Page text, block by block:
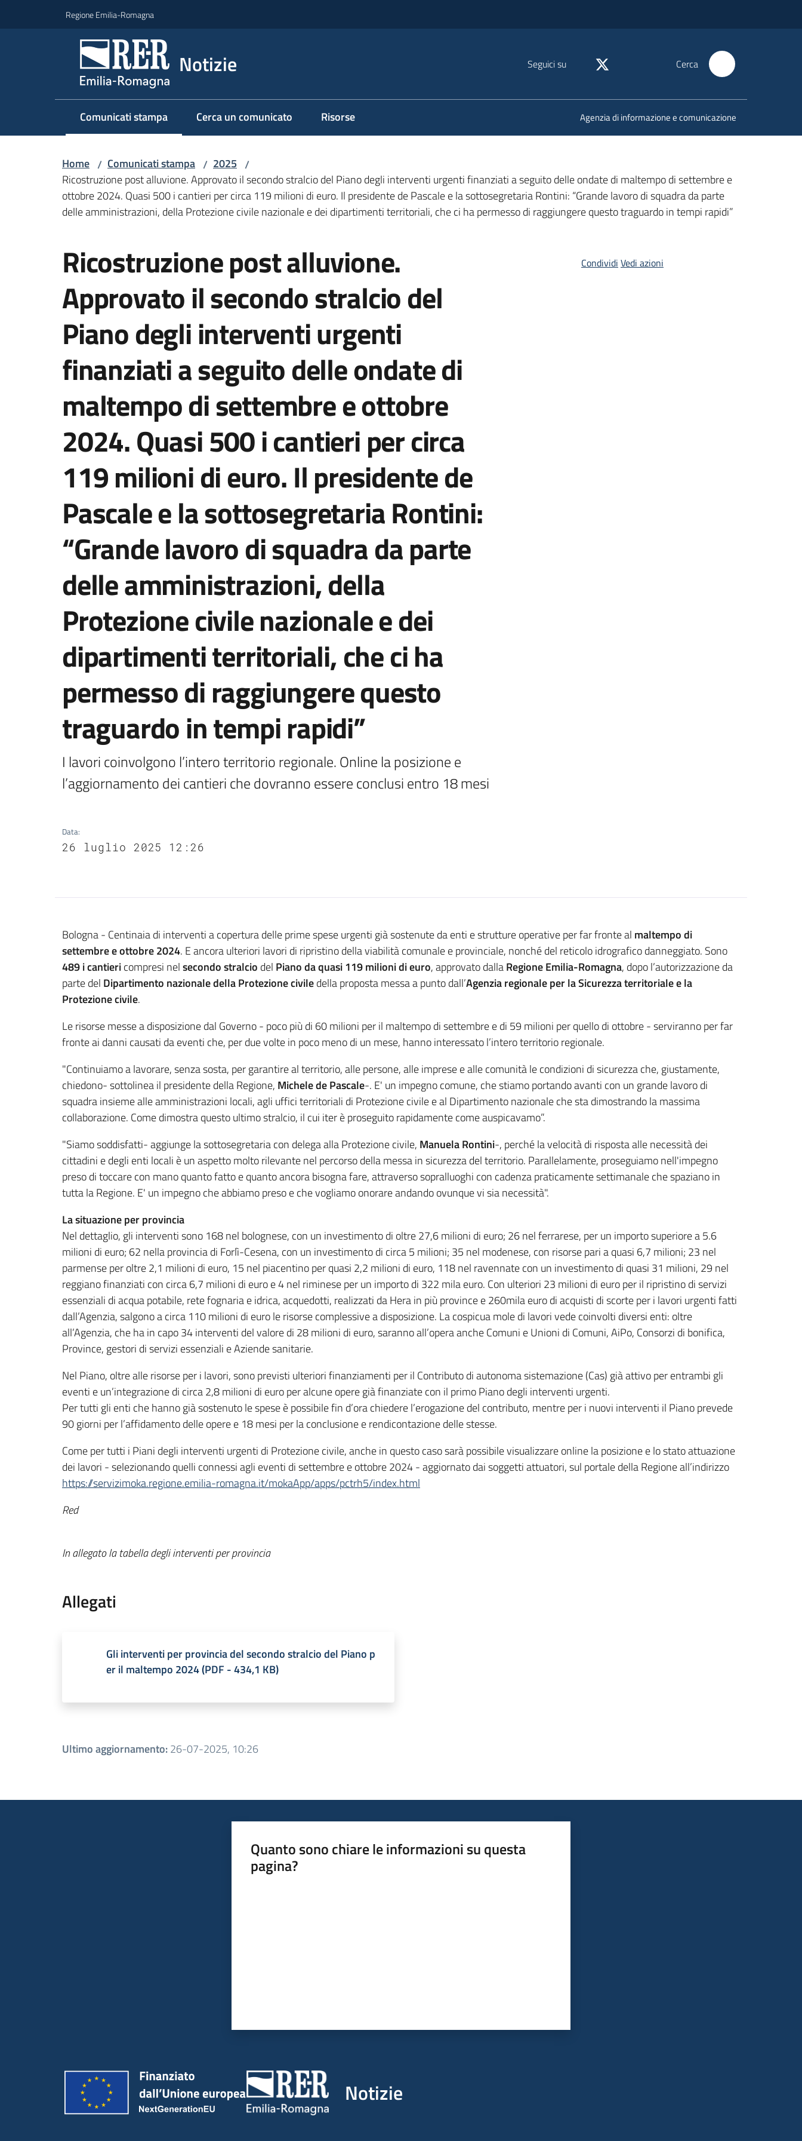
Regione Emilia-Romagna
Notizie Seguici su Cerca
Comunicati stampa
Menu selezionato Cerca un comunicato Risorse Agenzia di informazione e comunicazione
Home / Comunicati stampa / 2025 /
Ricostruzione post alluvione. Approvato il secondo stralcio del Piano degli interventi urgenti finanziati a seguito delle ondate di maltempo di settembre e
ottobre 2024. Quasi 500 i cantieri per circa 119 milioni di euro. Il presidente de Pascale e la sottosegretaria Rontini: “Grande lavoro di squadra da parte
delle amministrazioni, della Protezione civile nazionale e dei dipartimenti territoriali, che ci ha permesso di raggiungere questo traguardo in tempi rapidi”
Ricostruzione post alluvione.
Approvato il secondo stralcio del
Piano degli interventi urgenti
finanziati a seguito delle ondate di
maltempo di settembre e ottobre
2024. Quasi 500 i cantieri per circa
119 milioni di euro. Il presidente de
Pascale e la sottosegretaria Rontini:
“Grande lavoro di squadra da parte
delle amministrazioni, della
Protezione civile nazionale e dei
dipartimenti territoriali, che ci ha
permesso di raggiungere questo
traguardo in tempi rapidi”
I lavori coinvolgono l’intero territorio regionale. Online la posizione e
l’aggiornamento dei cantieri che dovranno essere conclusi entro 18 mesi
Data:
26 luglio 2025 12:26
Condividi Vedi azioni
Contenuto
Bologna - Centinaia di interventi a copertura delle prime spese urgenti già sostenute da enti e strutture operative per far fronte al maltempo di
settembre e ottobre 2024. E ancora ulteriori lavori di ripristino della viabilità comunale e provinciale, nonché del reticolo idrografico danneggiato. Sono
489 i cantiericompresi nelsecondo stralcio del Piano da quasi 119 milioni di euro, approvato dallaRegione Emilia-Romagna, dopo l’autorizzazione da
parte del Dipartimento nazionale della Protezione civiledella proposta messa a punto dall’Agenzia regionale per la Sicurezza territoriale e la
Protezione civile.
Le risorse messe a disposizione dal Governo - poco più di 60 milioni per il maltempo di settembre e di 59 milioni per quello di ottobre - serviranno per far
fronte ai danni causati da eventi che, per due volte in poco meno di un mese, hanno interessato l’intero territorio regionale.
"Continuiamo a lavorare, senza sosta, per garantire al territorio, alle persone, alle imprese e alle comunità le condizioni di sicurezza che, giustamente,
chiedono- sottolinea il presidente della Regione, Michele de Pascale-. E' un impegno comune, che stiamo portando avanti con un grande lavoro di
squadra insieme alle amministrazioni locali, agli uffici territoriali di Protezione civile e al Dipartimento nazionale che sta dimostrando la massima
collaborazione. Come dimostra questo ultimo stralcio, il cui iter è proseguito rapidamente come auspicavamo”.
"Siamo soddisfatti- aggiunge la sottosegretaria con delega alla Protezione civile, Manuela Rontini-, perché la velocità di risposta alle necessità dei
cittadini e degli enti locali è un aspetto molto rilevante nel percorso della messa in sicurezza del territorio. Parallelamente, proseguiamo nell'impegno
preso di toccare con mano quanto fatto e quanto ancora bisogna fare, attraverso sopralluoghi con cadenza praticamente settimanale che spaziano in
tutta la Regione. E' un impegno che abbiamo preso e che vogliamo onorare andando ovunque vi sia necessità".
La situazione per provincia
Nel dettaglio, gli interventi sono 168 nel bolognese, con un investimento di oltre 27,6 milioni di euro; 26 nel ferrarese, per un importo superiore a 5.6
milioni di euro; 62 nella provincia di Forlì-Cesena, con un investimento di circa 5 milioni; 35 nel modenese, con risorse pari a quasi 6,7 milioni; 23 nel
parmense per oltre 2,1 milioni di euro, 15 nel piacentino per quasi 2,2 milioni di euro, 118 nel ravennate con un investimento di quasi 31 milioni, 29 nel
reggiano finanziati con circa 6,7 milioni di euro e 4 nel riminese per un importo di 322 mila euro. Con ulteriori 23 milioni di euro per il ripristino di servizi
essenziali di acqua potabile, rete fognaria e idrica, acquedotti, realizzati da Hera in più province e 260mila euro di acquisti di scorte per i lavori urgenti fatti
dall’Agenzia, salgono a circa 110 milioni di euro le risorse complessive a disposizione. La cospicua mole di lavori vede coinvolti diversi enti: oltre
all’Agenzia, che ha in capo 34 interventi del valore di 28 milioni di euro, saranno all’opera anche Comuni e Unioni di Comuni, AiPo, Consorzi di bonifica,
Province, gestori di servizi essenziali e Aziende sanitarie.
Nel Piano, oltre alle risorse per i lavori, sono previsti ulteriori finanziamenti per il Contributo di autonoma sistemazione (Cas) già attivo per entrambi gli
eventi e un’integrazione di circa 2,8 milioni di euro per alcune opere già finanziate con il primo Piano degli interventi urgenti.
Per tutti gli enti che hanno già sostenuto le spese è possibile fin d’ora chiedere l’erogazione del contributo, mentre per i nuovi interventi il Piano prevede
90 giorni per l’affidamento delle opere e 18 mesi per la conclusione e rendicontazione delle stesse.
Come per tutti i Piani degli interventi urgenti di Protezione civile, anche in questo caso sarà possibile visualizzare online la posizione e lo stato attuazione
dei lavori - selezionando quelli connessi agli eventi di settembre e ottobre 2024 - aggiornato dai soggetti attuatori, sul portale della Regione all’indirizzo
https://servizimoka.regione.emilia-romagna.it/mokaApp/apps/pctrh5/index.html
Red
In allegato la tabella degli interventi per provincia
Allegati
Gli interventi per provincia del secondo stralcio del Piano p
er il maltempo 2024(PDF -434,1 KB)
Ultimo aggiornamento:26-07-2025, 10:26
Quanto sono chiare le informazioni su questa
pagina?
Notizie